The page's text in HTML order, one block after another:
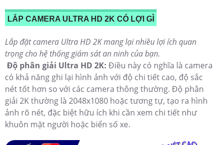
LẮP CAMERA ULTRA HD 2K CÓ LỢI GÌ
Lắp đặt camera Ultra HD 2K mang lại nhiều lợi ích quan
trọng cho hệ thống giám sát an ninh của bạn.
Độ phân giải Ultra HD 2K: Điều này có nghĩa là camera
có khả năng ghi lại hình ảnh với độ chi tiết cao, độ sắc
nét tốt hơn so với các camera thông thường. Độ phân
giải 2K thường là 2048x1080 hoặc tương tự, tạo ra hình
ảnh rõ nét, đặc biệt hữu ích khi cần xem chi tiết như
khuôn mặt người hoặc biển số xe.